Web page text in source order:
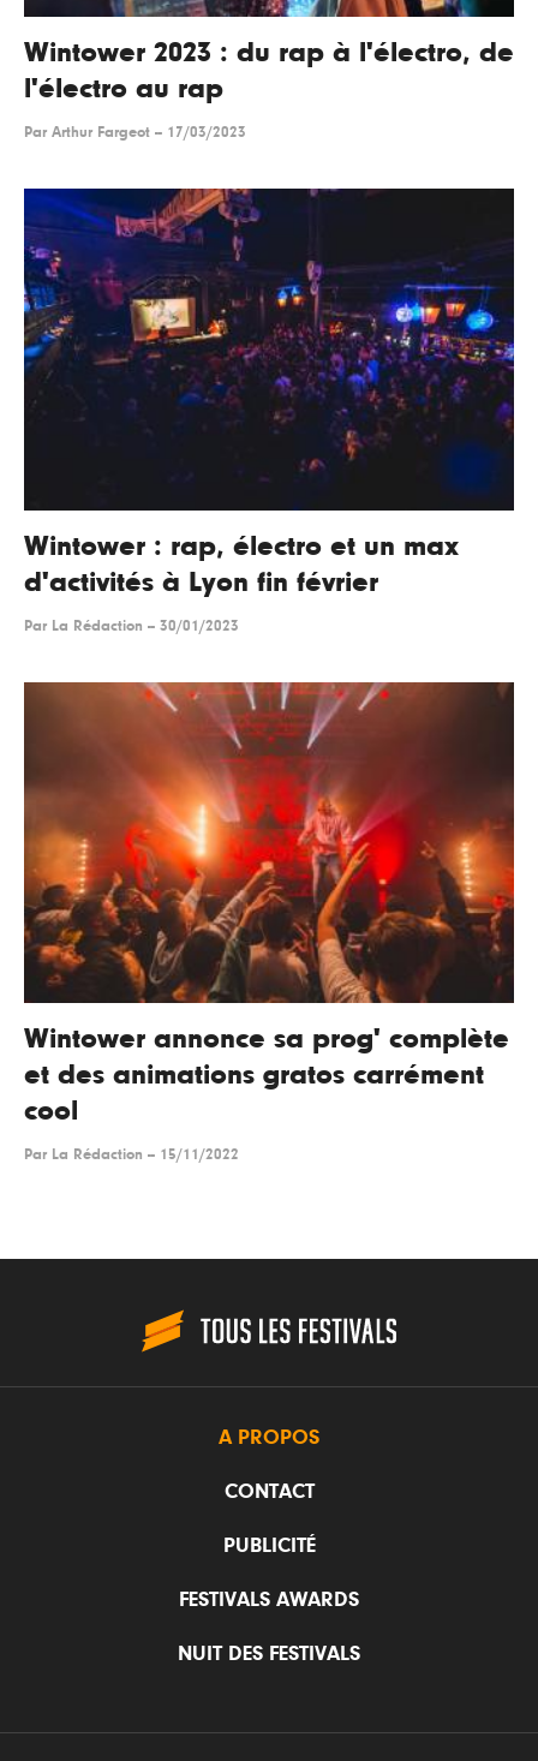
Wintower 2023 : du rap à l'électro, de
l'électro au rap
Par Arthur Fargeot -- 17/03/2023
Wintower : rap, électro et un max
d'activités à Lyon fin février
Par La Rédaction -- 30/01/2023
Wintower annonce sa prog' complète
et des animations gratos carrément
cool
Par La Rédaction -- 15/11/2022
A PROPOS
CONTACT
PUBLICITÉ
FESTIVALS AWARDS
NUIT DES FESTIVALS